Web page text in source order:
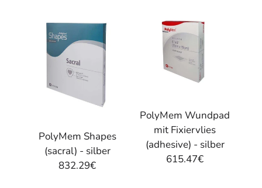
PolyMem Shapes
(sacral) - silber
832.29€
PolyMem Wundpad
mit Fixiervlies
(adhesive) - silber
615.47€